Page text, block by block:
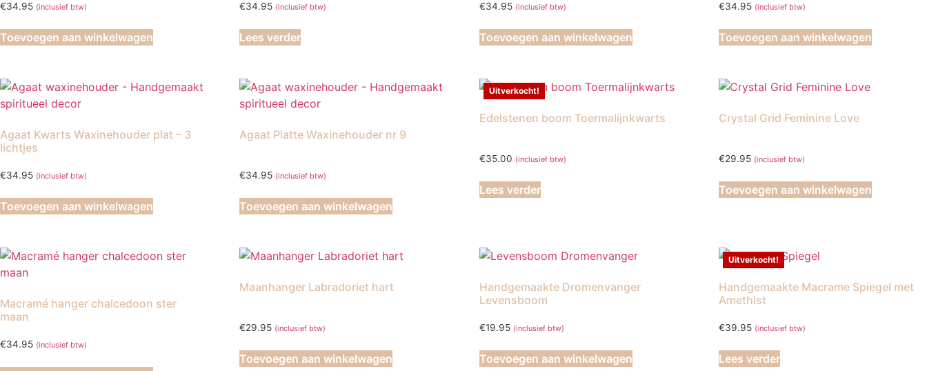
€34.95 (inclusief btw)
Toevoegen aan winkelwagen
€34.95 (inclusief btw)
Lees verder
€34.95 (inclusief btw)
Toevoegen aan winkelwagen
€34.95 (inclusief btw)
Toevoegen aan winkelwagen
Agaat Kwarts Waxinehouder plat – 3
lichtjes
€34.95 (inclusief btw)
Toevoegen aan winkelwagen
Agaat Platte Waxinehouder nr 9
€34.95 (inclusief btw)
Toevoegen aan winkelwagen
Uitverkocht!
Edelstenen boom Toermalijnkwarts
€35.00 (inclusief btw)
Lees verder
Crystal Grid Feminine Love
€29.95 (inclusief btw)
Toevoegen aan winkelwagen
Macramé hanger chalcedoon ster
maan
€34.95 (inclusief btw)
Maanhanger Labradoriet hart
€29.95 (inclusief btw)
Toevoegen aan winkelwagen
Handgemaakte Dromenvanger
Levensboom
€19.95 (inclusief btw)
Toevoegen aan winkelwagen
Uitverkocht!
Handgemaakte Macrame Spiegel met
Amethist
€39.95 (inclusief btw)
Lees verder